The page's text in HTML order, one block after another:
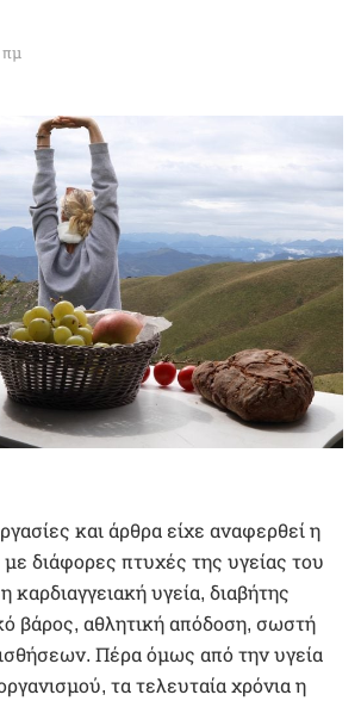
πμ
και άρθρα είχε αναφερθεί η
διάφορες πτυχές της υγείας του
υγεία, διαβήτης
βάρος, αθλητική απόδοση, σωστή
Πέρα όμως από την υγεία
τα τελευταία χρόνια η